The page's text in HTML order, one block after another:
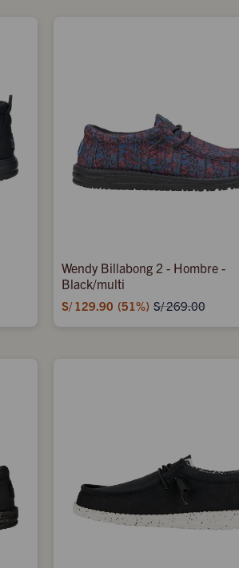
Wendy Billabong 2 - Hombre -
Black/multi
S/ 129.90 51 S/269.00